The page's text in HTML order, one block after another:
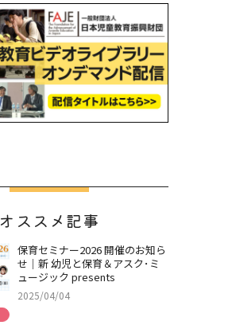
オススメ記事
保育セミナー2026 開催のお知ら
せ｜新 幼児と保育＆アスク･ミ
ュージック presents
2025/04/04